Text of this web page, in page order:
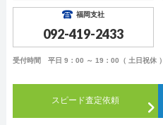
福岡支社
092-419-2433
受付時間 平日 9：00 ～ 19：00（ 土日祝休 ）
スピード査定依頼